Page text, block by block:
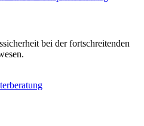
bei der fortschreitenden